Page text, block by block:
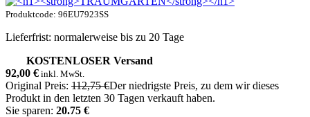
Produktcode: 96EU7923SS
Lieferfrist: normalerweise bis zu 20 Tage
KOSTENLOSER Versand
92,00 € inkl. MwSt.
Original Preis: 112,75 €Der niedrigste Preis, zu dem wir dieses
Produkt in den letzten 30 Tagen verkauft haben.
Sie sparen: 20.75 €